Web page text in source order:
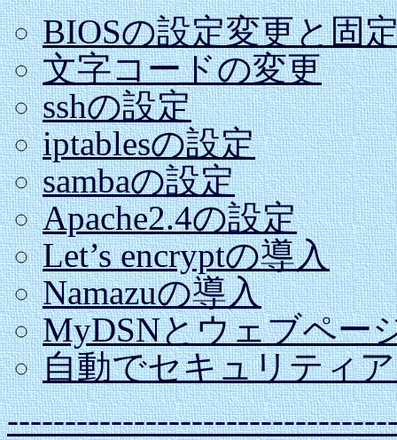
BIOSの設定変更と固
文字コードの変更
sshの設定
iptablesの設定
sambaの設定
Apache2.4の設定
Let’s encryptの導入
Namazuの導入
MyDSNとウェブペー
自動でセキュリティ